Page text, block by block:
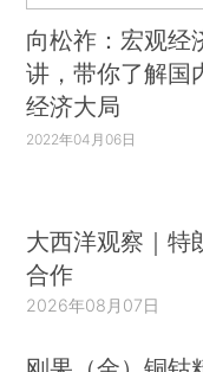
向松祚：宏观经
讲，带你了解国
经济大局
2022年04月06日
大西洋观察｜特
合作
2026年08月07日